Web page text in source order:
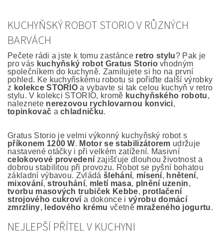
KUCHYŇSKÝ ROBOT STORIO V RŮZNÝCH
BARVÁCH
Pečete rádi a jste k tomu zastánce retro stylu? Pak je
pro vás kuchyňský robot Gratus Storiovhodným
společníkem do kuchyně. Zamilujete si ho na první
pohled. Ke kuchyňskému robotu si pořiďte další výrobky
z kolekce STORIO a vybavte si tak celou kuchyň v retro
stylu. V kolekci STORIO, kromě kuchyňského robotu,
naleznete nerezovou rychlovarnou konvici,
topinkovač achladničku.
Gratus Storio je velmi výkonný kuchyňský robot s
příkonem 1200 W. Motor se stabilizátorem udržuje
nastavené otáčky i při velkém zatížení. Masivní
celokovové provedení zajišťuje dlouhou životnost a
dobrou stabilitou při provozu. Robot se pyšní bohatou
základní výbavou. Zvládá šlehání, mísení, hnětení,
mixování,strouhání, mletí masa, plnění uzenin,
tvorbu masových trubiček Kebbe, protlačení
strojového cukroví a dokonce i výrobu domácí
zmrzliny, ledového krému včetně mraženého jogurtu.
NEJLEPŠÍ PŘÍTEL V KUCHYNI